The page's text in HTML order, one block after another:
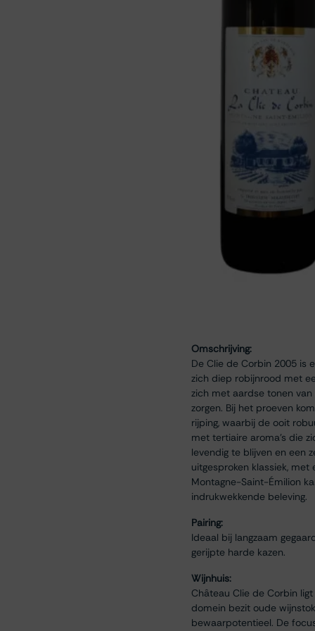
Omschrijving:
De Clie de Corbin 2005 is
zich diep robijnrood met
zich met aardse tonen
zorgen. Bij het proeven
rijping, waarbij de ooit
met tertiaire aroma’s die
levendig te blijven en een
uitgesproken klassiek,
Montagne-Saint-Émilion
indrukwekkende beleving.
Pairing:
Ideaal bij langzaam
gerijpte harde kazen.
Wijnhuis:
Château Clie de Corbin
domein bezit oude
bewaarpotentieel. De